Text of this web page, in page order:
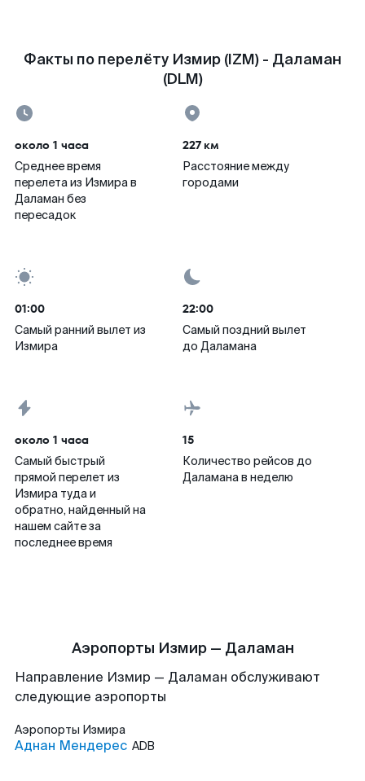
Факты по перелёту Измир (IZM) - Даламан
(DLM)
около 1 часа
Среднее время
перелета из Измира в
Даламан без
пересадок
227 км
Расстояние между
городами
01:00
Самый ранний вылет из
Измира
22:00
Самый поздний вылет
до Даламана
около 1 часа
Самый быстрый
прямой перелет из
Измира туда и
обратно, найденный на
нашем сайте за
последнее время
15
Количество рейсов до
Даламана в неделю
Аэропорты Измир — Даламан
Направление Измир — Даламан обслуживают
следующие аэропорты
Аэропорты Измира
Аднан Мендерес ADB